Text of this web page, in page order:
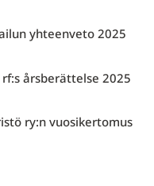
yhteenveto 2025
årsberättelse 2025
ry:n vuosikertomus